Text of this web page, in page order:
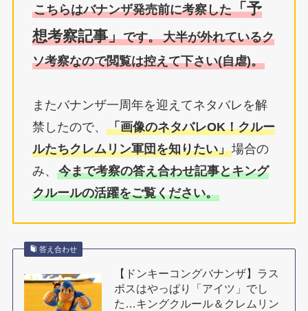
こちらはバナンザ発売前に考察した「予
想考察記事」です。 大半が外れているク
ソ考察なので閲覧は控えて下さい(自虐)。
またバナンザ一周年を迎えてネタバレを解
禁したので、 「画像のネタバレOK！クルー
ルたちクレムリン軍団を知りたい」場合の
み、 今まで考察の答え合わせ記事とキング
クルールの活躍をご覧ください。
答え合わせ
【ドンキーコングバナンザ】ラス
ボスはやっぱり「アイツ」でし
た…キングクルール＆クレムリン